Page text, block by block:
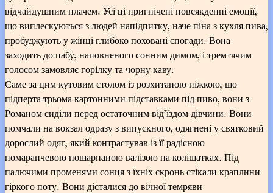
відчайдушним плачем. Усі ці пригнічені повсякденні емоції,
що виплескуються з людей напідпитку, наче піна з кухля пива,
пробуджують у жінці глибоко поховані спогади. Вона
заходить до пабу, наповненого сонним димом, і тремтячим
голосом замовляє горілку та чорну каву.
Саме за цим кутовим столом із розхитаною ніжкою, що
підперта трьома картонними підставками під пиво, вони з
Романом сиділи перед остаточним від’їздом дівчини. Вони
помчали на вокзал одразу з випускного, одягнені у святковий
дорослий одяг, який контрастував із її радісною
помаранчевою пошарпаною валізою на коліщатках. Під
палючими променями сонця з їхніх скронь стікали краплини
гіркого поту. Вони дісталися до вічної темряви